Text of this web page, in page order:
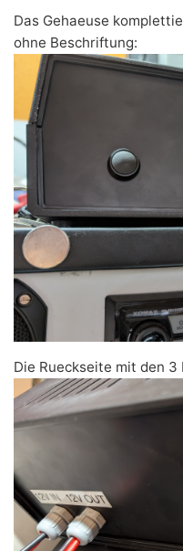
Das Gehaeuse
ohne Beschriftung:
Die Rueckseite mit den 3